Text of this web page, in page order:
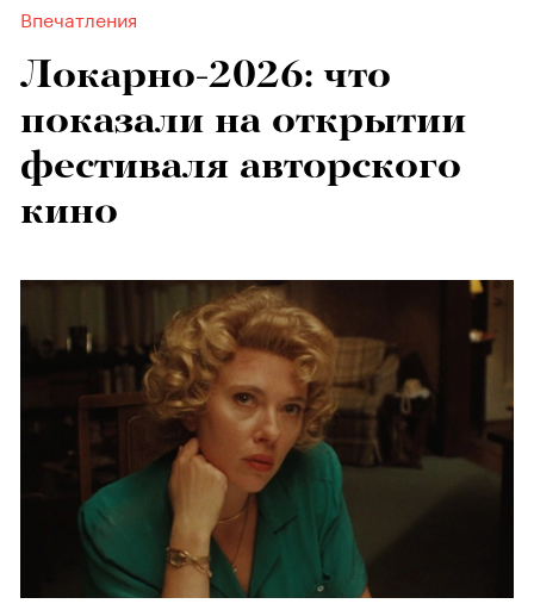
Впечатления
Локарно-2026: что
показали на открытии
фестиваля авторского
кино